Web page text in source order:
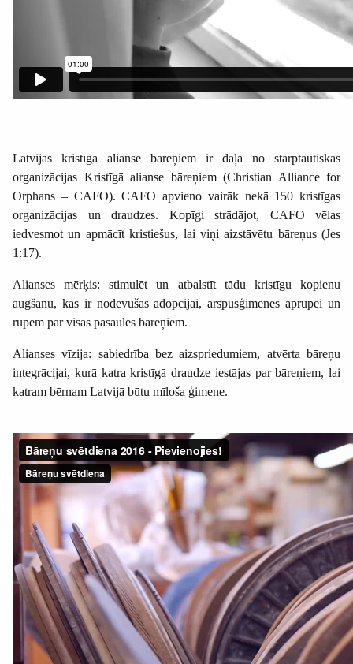
Latvijas kristīgā alianse bāreņiem ir daļa no starptautiskās
organizācijas Kristīgā alianse bāreņiem (Christian Alliance for
Orphans – CAFO). CAFO apvieno vairāk nekā 150 kristīgas
organizācijas un draudzes. Kopīgi strādājot, CAFO vēlas
iedvesmot un apmācīt kristiešus, lai viņi aizstāvētu bāreņus (Jes
1:17).
Alianses mērķis: stimulēt un atbalstīt tādu kristīgu kopienu
augšanu, kas ir nodevušās adopcijai, ārspusģimenes aprūpei un
rūpēm par visas pasaules bāreņiem.
Alianses vīzija: sabiedrība bez aizspriedumiem, atvērta bāreņu
integrācijai, kurā katra kristīgā draudze iestājas par bāreņiem, lai
katram bērnam Latvijā būtu mīloša ģimene.